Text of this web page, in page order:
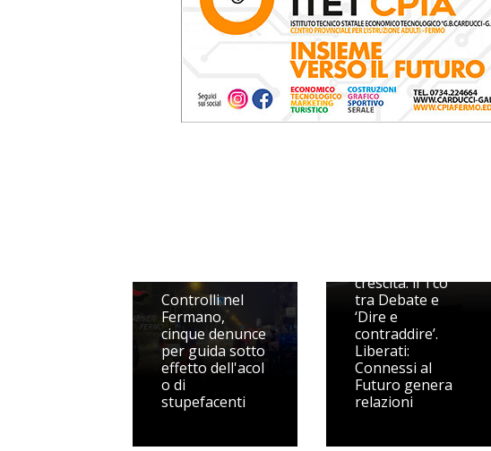
Controlli nel
Fermano,
cinque denunce
per guida sotto
effetto dell'acol
o di
stupefacenti
crescita: il Tco
tra Debate e
‘Dire e
contraddire’.
Liberati:
Connessi al
Futuro genera
relazioni